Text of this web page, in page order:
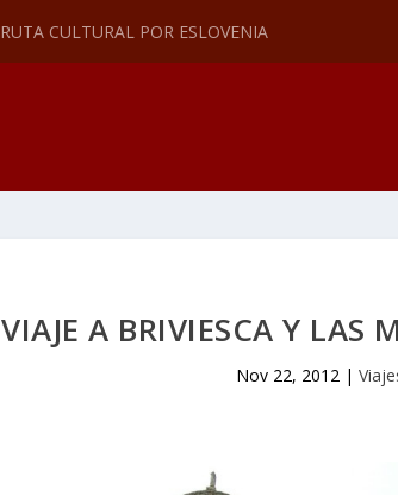
RUTA CULTURAL POR ESLOVENIA
VIAJE A BRIVIESCA Y LAS
Nov 22, 2012 |